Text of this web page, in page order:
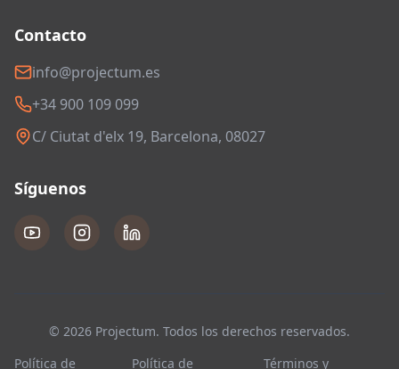
Contacto
info@projectum.es
+34 900 109 099
C/ Ciutat d'elx 19, Barcelona, 08027
Síguenos
© 2026 Projectum. Todos los derechos reservados.
Política de
Política de Términos y